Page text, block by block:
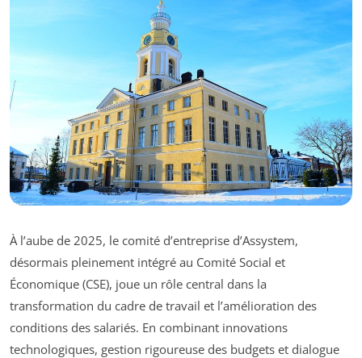
À l’aube de 2025, le comité d’entreprise d’Assystem,
désormais pleinement intégré au Comité Social et
Économique (CSE), joue un rôle central dans la
transformation du cadre de travail et l’amélioration des
conditions des salariés. En combinant innovations
technologiques, gestion rigoureuse des budgets et dialogue